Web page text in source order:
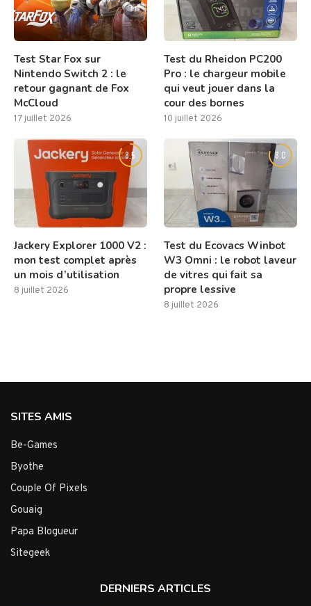
Test Star Fox sur
Nintendo Switch 2 : le
retour gagnant de Fox
McCloud
17 juillet 2026
Test du Rheidon PC200
Pro : le chargeur mobile
qui veut jouer dans la
cour des bornes
10 juillet 2026
8.5
Jackery Explorer 1000 V2 :
mon test complet après
un mois d’utilisation
8 juillet 2026
8.0
Test du Ecovacs Winbot
W3 Omni : le robot laveur
de vitres qui fait sa
propre lessive
8 juillet 2026
SITES AMIS
Be-Games
Byothe
Couple Of Pixels
Gouaig
Papa Blogueur
Sitegeek
DERNIERS ARTICLES